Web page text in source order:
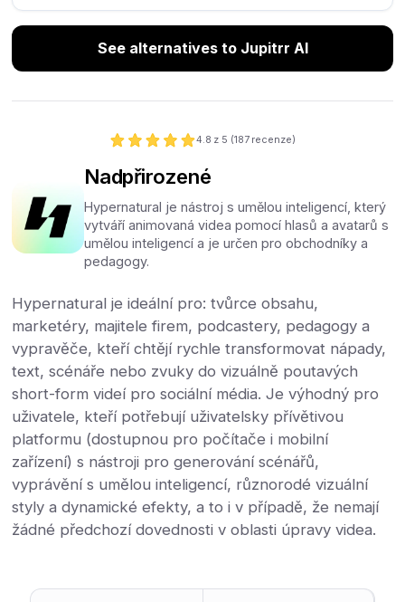
See alternatives to Jupitrr AI
4.8 z 5 (187 recenze)
Nadpřirozené
Hypernatural je nástroj s umělou inteligencí, který
vytváří animovaná videa pomocí hlasů a avatarů s
umělou inteligencí a je určen pro obchodníky a
pedagogy.
Hypernatural je ideální pro: tvůrce obsahu,
marketéry, majitele firem, podcastery, pedagogy a
vypravěče, kteří chtějí rychle transformovat nápady,
text, scénáře nebo zvuky do vizuálně poutavých
short-form videí pro sociální média. Je výhodný pro
uživatele, kteří potřebují uživatelsky přívětivou
platformu (dostupnou pro počítače i mobilní
zařízení) s nástroji pro generování scénářů,
vyprávění s umělou inteligencí, různorodé vizuální
styly a dynamické efekty, a to i v případě, že nemají
žádné předchozí dovednosti v oblasti úpravy videa.